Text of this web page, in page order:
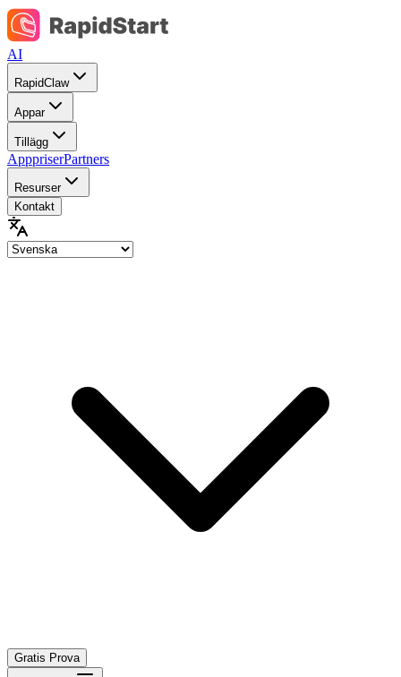
AI
RapidClaw
Appar
Tillägg
ApppriserPartners
Resurser
Kontakt
Gratis Prova